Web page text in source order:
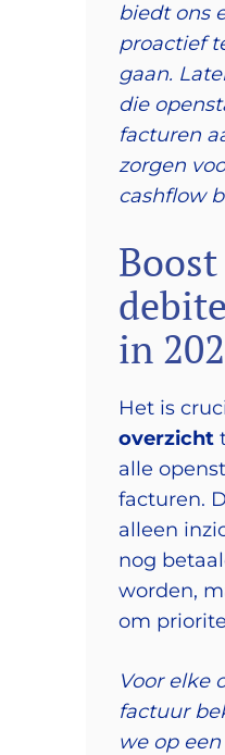
biedt ons
proactief
gaan.
die
facturen
zorgen
cashflow
in
Het is
overzicht
alle
facturen.
alleen
nog
worden,
om
Voor elke
factuur
we op